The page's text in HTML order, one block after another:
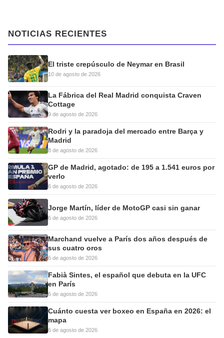
NOTICIAS RECIENTES
El triste crepúsculo de Neymar en Brasil
10 de agosto de 2026
La Fábrica del Real Madrid conquista Craven
Cottage
9 de agosto de 2026
Rodri y la paradoja del mercado entre Barça y
Madrid
8 de agosto de 2026
GP de Madrid, agotado: de 195 a 1.541 euros por
verlo
6 de agosto de 2026
Jorge Martín, líder de MotoGP casi sin ganar
6 de agosto de 2026
Marchand vuelve a París dos años después de
sus cuatro oros
6 de agosto de 2026
Fabià Sintes, el español que debuta en la UFC
en París
6 de agosto de 2026
Cuánto cuesta ver boxeo en España en 2026: el
mapa
6 de agosto de 2026